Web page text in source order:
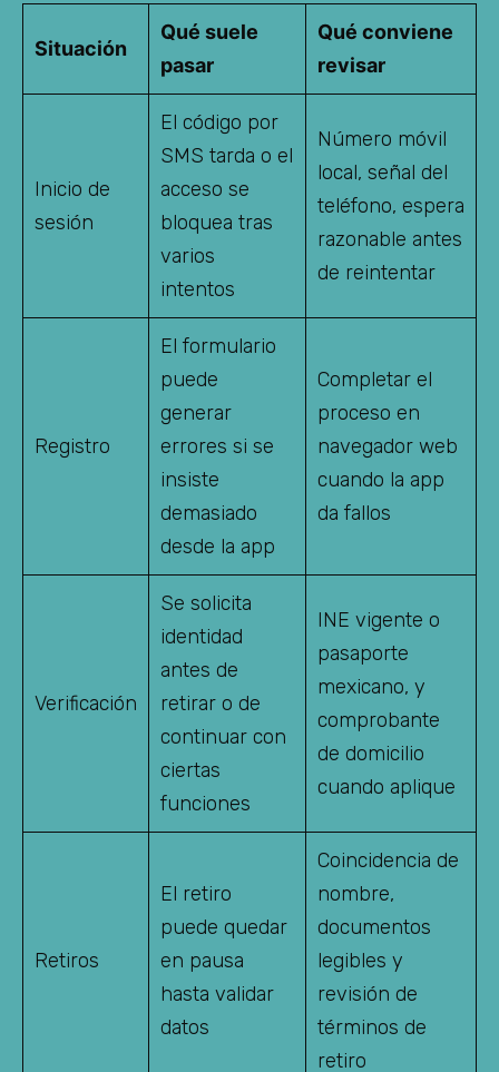
Situación
Qué suele
pasar
Qué conviene
revisar
Inicio de
sesión
El código por
SMS tarda o el
acceso se
bloquea tras
varios
intentos
Número móvil
local, señal del
teléfono, espera
razonable antes
de reintentar
Registro
El formulario
puede
generar
errores si se
insiste
demasiado
desde la app
Completar el
proceso en
navegador web
cuando la app
da fallos
Verificación
Se solicita
identidad
antes de
retirar o de
continuar con
ciertas
funciones
INE vigente o
pasaporte
mexicano, y
comprobante
de domicilio
cuando aplique
Retiros
El retiro
puede quedar
en pausa
hasta validar
datos
Coincidencia de
nombre,
documentos
legibles y
revisión de
términos de
retiro